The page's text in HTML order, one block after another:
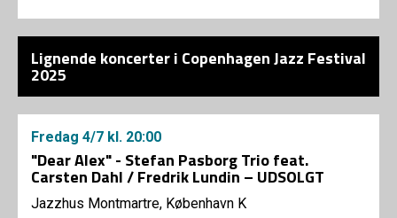
Lignende koncerter i Copenhagen Jazz Festival
2025
Fredag 4/7 kl. 20:00
"Dear Alex" - Stefan Pasborg Trio feat.
Carsten Dahl / Fredrik Lundin – UDSOLGT
Jazzhus Montmartre, København K